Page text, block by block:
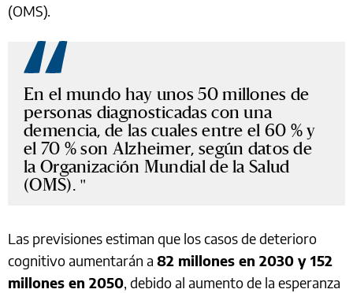
(OMS).
En el mundo hay unos 50 millones de
personas diagnosticadas con una
demencia, de las cuales entre el 60 % y
el 70 % son Alzheimer, según datos de
la Organización Mundial de la Salud
(OMS).
Las previsiones estiman que los casos de deterioro
cognitivo aumentarán a 82 millones en 2030 y 152
millones en 2050, debido al aumento de la esperanza